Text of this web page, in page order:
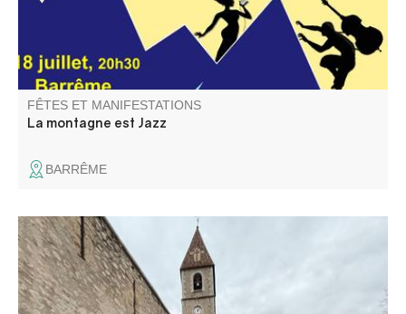
FÊTES ET MANIFESTATIONS
La montagne est Jazz
BARRÊME
Profitez de la foire au ski et braderie d'hiver pour faire de
bonnes affaires, matériel en déstockage, neuf et
occasions, vêtements et chaussures.